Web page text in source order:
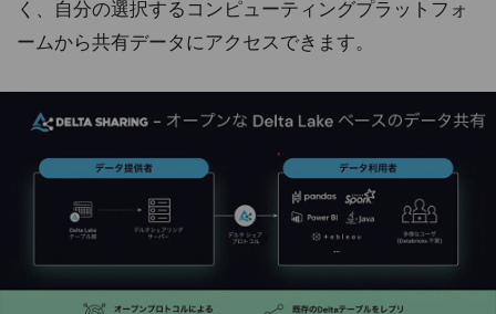
く、自分の選択するコンピューティングプラットフォ
ームから共有データにアクセスできます。